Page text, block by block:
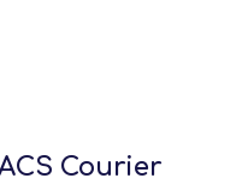
Courier